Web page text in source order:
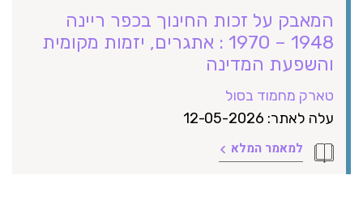
המאבק על זכות החינוך בכפר ריינה
1948 – 1970 : אתגרים, יזמות מקומית
והשפעת המדינה
טארק מחמוד בסול
עלה לאתר: 12-05-2026
למאמר המלא